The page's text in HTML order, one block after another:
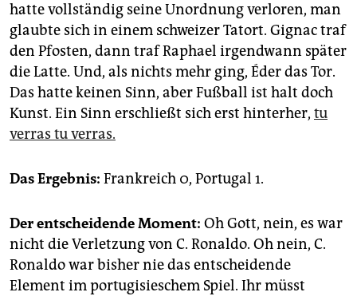
hatte vollständig seine Unordnung verloren, man
glaubte sich in einem schweizer Tatort. Gignac traf
den Pfosten, dann traf Raphael irgendwann später
die Latte. Und, als nichts mehr ging, Éder das Tor.
Das hatte keinen Sinn, aber Fußball ist halt doch
Kunst. Ein Sinn erschließt sich erst hinterher, tu
verras tu verras.
Das Ergebnis: Frankreich 0, Portugal 1.
Der entscheidende Moment: Oh Gott, nein, es war
nicht die Verletzung von C. Ronaldo. Oh nein, C.
Ronaldo war bisher nie das entscheidende
Element im portugisieschem Spiel. Ihr müsst